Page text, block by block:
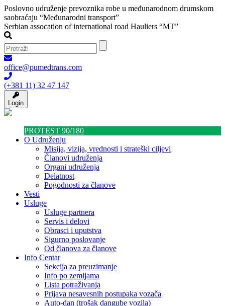
Poslovno udruženje prevoznika robe u međunarodnom drumskom
saobraćaju “Međunarodni transport”
Serbian assocation of international road Hauliers “MT”
office@pumedtrans.com
(+381 11) 32 47 147
Login
PROTEST 90/180
O Udruženju
Misija, vizija, vrednosti i strateški ciljevi
Članovi udruženja
Organi udruženja
Delatnost
Pogodnosti za članove
Vesti
Usluge
Usluge partnera
Servis i delovi
Obrasci i uputstva
Sigurno poslovanje
Od članova za članove
Info Centar
Sekcija za preuzimanje
Info po zemljama
Lista potraživanja
Prijava nesavesnih postupaka vozača
Auto-dan (trošak dangube vozila)